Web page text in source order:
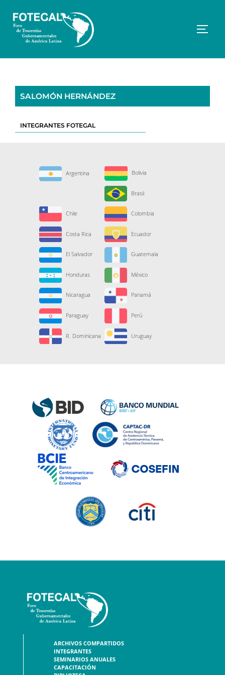
contenido
SALOMÓN HERNÁNDEZ
INTEGRANTES FOTEGAL
Argentina Bolivia
Brasil
Chile Colombia
Costa Rica Ecuador
El Salvador Guatemala
Honduras México
Nicaragua Panamá
Paraguay Perú
R. Dominicana Uruguay
ARCHIVOS COMPARTIDOS
INTEGRANTES
SEMINARIOS ANUALES
CAPACITACIÓN